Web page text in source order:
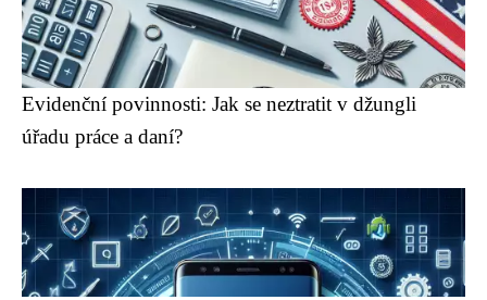
Evidenční povinnosti: Jak se neztratit v džungli
úřadu práce a daní?